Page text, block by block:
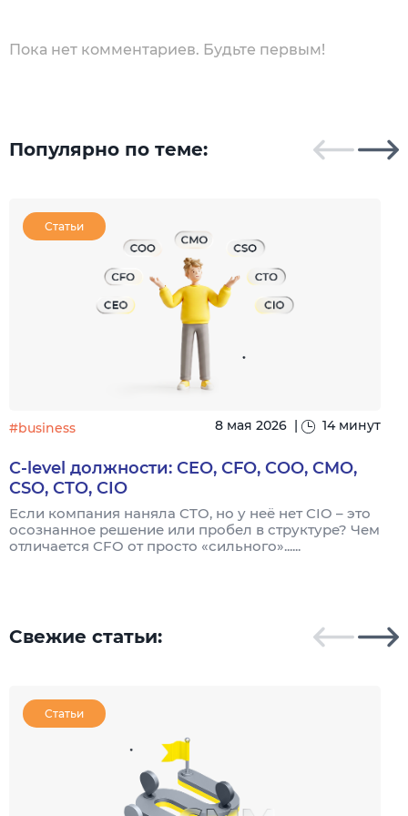
Пока нет комментариев. Будьте первым!
Популярно по теме:
Статьи
#business 8 мая 2026 14 минут
C-level должности: CEO, CFO, COO, CMO,
CSO, CTO, CIO
Если компания наняла CTO, но у неё нет CIO – это
осознанное решение или пробел в структуре? Чем
отличается CFO от просто «сильного»......
Свежие статьи:
Статьи